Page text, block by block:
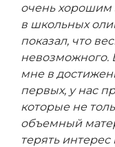
очень хорошим
в школьных
показал, что
невозможного.
мне в
первых, у нас
которые не
объемный
терять